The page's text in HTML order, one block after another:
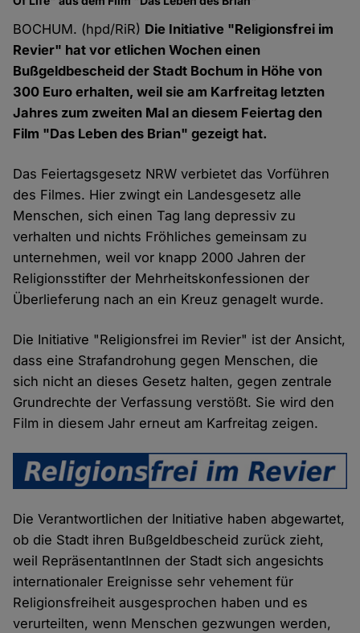
BOCHUM. (hpd/RiR) Die Initiative "Religionsfrei im
Revier" hat vor etlichen Wochen einen
Bußgeldbescheid der Stadt Bochum in Höhe von
300 Euro erhalten, weil sie am Karfreitag letzten
Jahres zum zweiten Mal an diesem Feiertag den
Film "Das Leben des Brian" gezeigt hat.
Das Feiertagsgesetz NRW verbietet das Vorführen
des Filmes. Hier zwingt ein Landesgesetz alle
Menschen, sich einen Tag lang depressiv zu
verhalten und nichts Fröhliches gemeinsam zu
unternehmen, weil vor knapp 2000 Jahren der
Religionsstifter der Mehrheitskonfessionen der
Überlieferung nach an ein Kreuz genagelt wurde.
Die Initiative "Religionsfrei im Revier" ist der Ansicht,
dass eine Strafandrohung gegen Menschen, die
sich nicht an dieses Gesetz halten, gegen zentrale
Grundrechte der Verfassung verstößt. Sie wird den
Film in diesem Jahr erneut am Karfreitag zeigen.
Die Verantwortlichen der Initiative haben abgewartet,
ob die Stadt ihren Bußgeldbescheid zurück zieht,
weil RepräsentantInnen der Stadt sich angesichts
internationaler Ereignisse sehr vehement für
Religionsfreiheit ausgesprochen haben und es
verurteilten, wenn Menschen gezwungen werden,